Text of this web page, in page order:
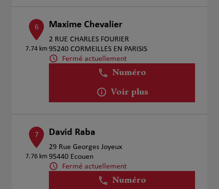
6
7.74 km
Maxime Chevalier
2 RUE CHARLES FOURIER
95240 CORMEILLES EN PARISIS
Fermé actuellement
Numéro
Voir plus
7
7.76 km
David Raba
29 Rue Georges Joyeux
95440 Ecouen
Fermé actuellement
Numéro